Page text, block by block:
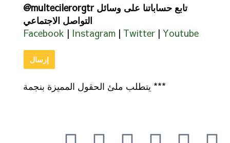
@multecilerorgtr تابع حساباتنا على وسائل
التواصل الاجتماعي
Facebook | Instagram | Twitter | Youtube
يتطلب ملئ الحقول المميزة بنجمة ***